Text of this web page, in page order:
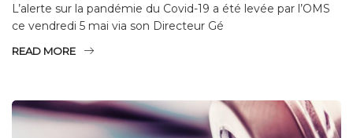
L’alerte sur la pandémie du Covid-19 a été levée par l’OMS
ce vendredi 5 mai via son Directeur Gé
READ MORE